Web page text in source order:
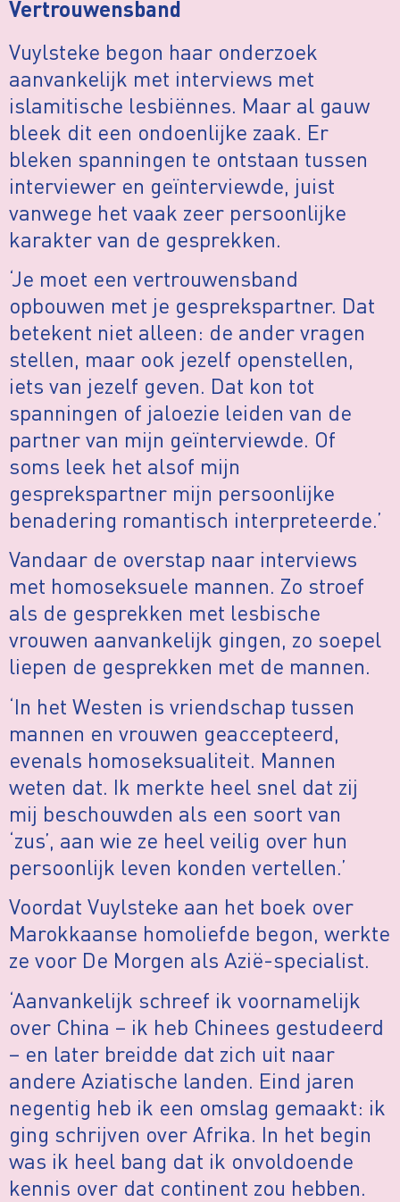
Vertrouwensband
Vuylsteke begon haar onderzoek
aanvankelijk met interviews met
islamitische lesbiënnes. Maar al gauw
bleek dit een ondoenlijke zaak. Er
bleken spanningen te ontstaan tussen
interviewer en geïnterviewde, juist
vanwege het vaak zeer persoonlijke
karakter van de gesprekken.
‘Je moet een vertrouwensband
opbouwen met je gesprekspartner. Dat
betekent niet alleen: de ander vragen
stellen, maar ook jezelf openstellen,
iets van jezelf geven. Dat kon tot
spanningen of jaloezie leiden van de
partner van mijn geïnterviewde. Of
soms leek het alsof mijn
gesprekspartner mijn persoonlijke
benadering romantisch interpreteerde.’
Vandaar de overstap naar interviews
met homoseksuele mannen. Zo stroef
als de gesprekken met lesbische
vrouwen aanvankelijk gingen, zo soepel
liepen de gesprekken met de mannen.
‘In het Westen is vriendschap tussen
mannen en vrouwen geaccepteerd,
evenals homoseksualiteit. Mannen
weten dat. Ik merkte heel snel dat zij
mij beschouwden als een soort van
‘zus’, aan wie ze heel veilig over hun
persoonlijk leven konden vertellen.’
Voordat Vuylsteke aan het boek over
Marokkaanse homoliefde begon, werkte
ze voor De Morgen als Azië-specialist.
‘Aanvankelijk schreef ik voornamelijk
over China – ik heb Chinees gestudeerd
– en later breidde dat zich uit naar
andere Aziatische landen. Eind jaren
negentig heb ik een omslag gemaakt: ik
ging schrijven over Afrika. In het begin
was ik heel bang dat ik onvoldoende
kennis over dat continent zou hebben.